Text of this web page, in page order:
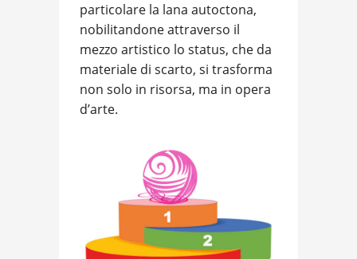
particolare la lana autoctona,
nobilitandone attraverso il
mezzo artistico lo status, che da
materiale di scarto, si trasforma
non solo in risorsa, ma in opera
d’arte.